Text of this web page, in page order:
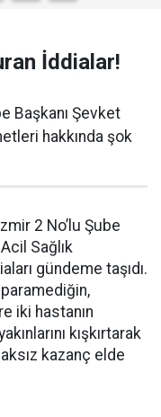
İddialar!
Başkanı Şevket
hakkında şok
2 No’lu Şube
Sağlık
gündeme taşıdı.
iki hastanın
kışkırtarak
kazanç elde